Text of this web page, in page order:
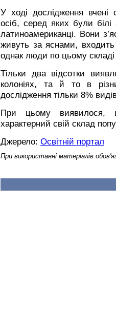
У ході дослідження
осіб, серед яких були білі
латиноамериканці. Вони
живуть за яснами, входить
однак люди по цьому складі
Тільки два відсотки
колоніях, та й то в
дослідження тільки 8%
При цьому виявилося,
характерний свій склад
Джерело: Освітній портал
При використанні матеріалів